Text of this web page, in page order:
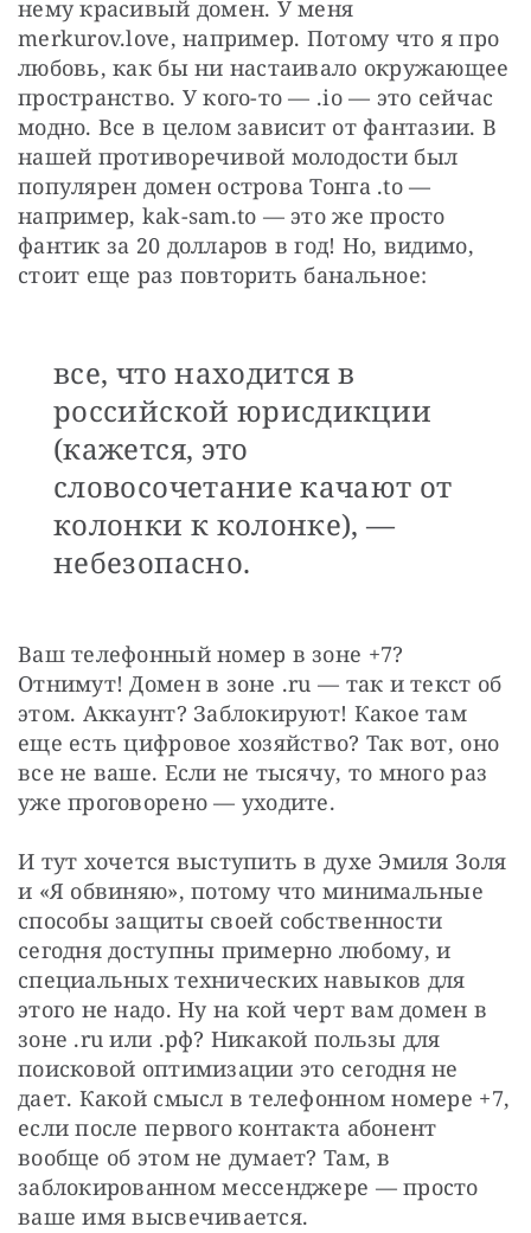
нему красивый домен. У меня
merkurov.love, например. Потому что я про
любовь, как бы ни настаивало окружающее
пространство. У кого-то — .io — это сейчас
модно. Все в целом зависит от фантазии. В
нашей противоречивой молодости был
популярен домен острова Тонга .to —
например, kak-sam.to — это же просто
фантик за 20 долларов в год! Но, видимо,
стоит еще раз повторить банальное:
все, что находится в
российской юрисдикции
(кажется, это
словосочетание качают от
колонки к колонке), —
небезопасно.
Ваш телефонный номер в зоне +7?
Отнимут! Домен в зоне .ru — так и текст об
этом. Аккаунт? Заблокируют! Какое там
еще есть цифровое хозяйство? Так вот, оно
все не ваше. Если не тысячу, то много раз
уже проговорено — уходите.
И тут хочется выступить в духе Эмиля Золя
и «Я обвиняю», потому что минимальные
способы защиты своей собственности
сегодня доступны примерно любому, и
специальных технических навыков для
этого не надо. Ну на кой черт вам домен в
зоне .ru или .рф? Никакой пользы для
поисковой оптимизации это сегодня не
дает. Какой смысл в телефонном номере +7,
если после первого контакта абонент
вообще об этом не думает? Там, в
заблокированном мессенджере — просто
ваше имя высвечивается.